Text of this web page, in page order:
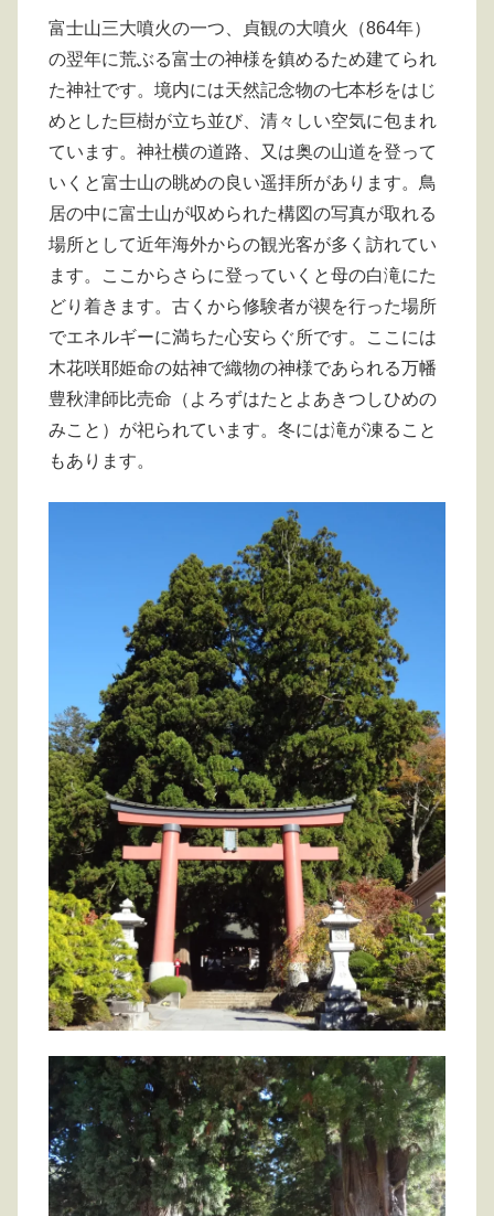
富士山三大噴火の一つ、貞観の大噴火（864年）
の翌年に荒ぶる富士の神様を鎮めるため建てられ
た神社です。境内には天然記念物の七本杉をはじ
めとした巨樹が立ち並び、清々しい空気に包まれ
ています。神社横の道路、又は奥の山道を登って
いくと富士山の眺めの良い遥拝所があります。鳥
居の中に富士山が収められた構図の写真が取れる
場所として近年海外からの観光客が多く訪れてい
ます。ここからさらに登っていくと母の白滝にた
どり着きます。古くから修験者が禊を行った場所
でエネルギーに満ちた心安らぐ所です。ここには
木花咲耶姫命の姑神で織物の神様であられる万幡
豊秋津師比売命（よろずはたとよあきつしひめの
みこと）が祀られています。冬には滝が凍ること
もあります。